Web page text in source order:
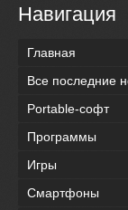
Навигация
Главная
Все последние
Portable-софт
Программы
Игры
Смартфоны